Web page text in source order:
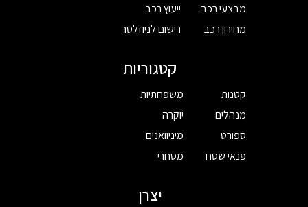
מבצעי רכב
מחירון רכב
ייעוץ רכב
רישום לניוזלטר
קטגוריות
קטנות
מנהלים
ספורט
פנאי שטח
משפחתיות
יוקרה
מיניוואנים
מסחרי
יצרן